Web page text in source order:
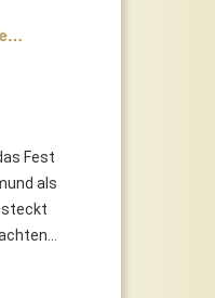
Fest
als
steckt